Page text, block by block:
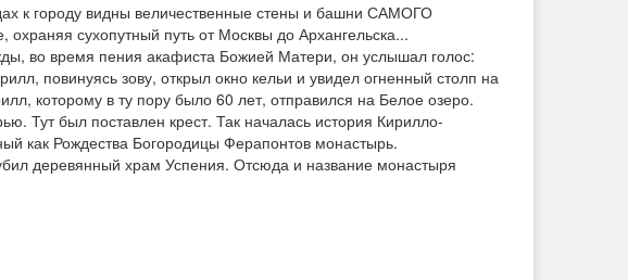
к городу видны величественные стены и башни САМОГО
сухопутный путь от Москвы до Архангельска...
во время пения акафиста Божией Матери, он услышал голос:
повинуясь зову, открыл окно кельи и увидел огненный столп на
которому в ту пору было 60 лет, отправился на Белое озеро.
Тут был поставлен крест. Так началась история Кирилло-
как Рождества Богородицы Ферапонтов монастырь.
деревянный храм Успения. Отсюда и название монастыря